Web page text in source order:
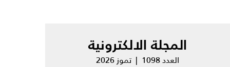
المجلة الالكترونية
العدد 1098 | تموز 2026